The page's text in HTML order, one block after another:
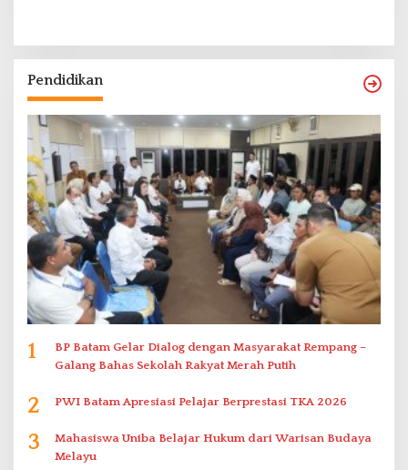
Pendidikan
1
BP Batam Gelar Dialog dengan Masyarakat Rempang –
Galang Bahas Sekolah Rakyat Merah Putih
2 PWI Batam Apresiasi Pelajar Berprestasi TKA 2026
3
Mahasiswa Uniba Belajar Hukum dari Warisan Budaya
Melayu